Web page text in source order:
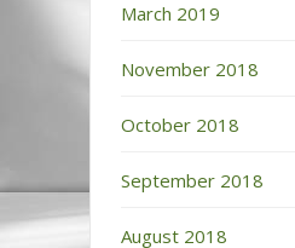
March 2019
November 2018
October 2018
September 2018
August 2018